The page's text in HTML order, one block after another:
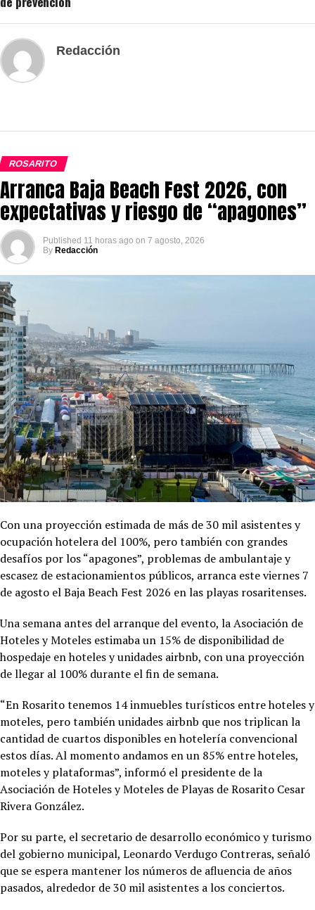
Redacción
ROSARITO
Arranca Baja Beach Fest 2026, con
expectativas y riesgo de “apagones”
Published 11 horas ago on 7 agosto, 2026
By Redacción
Con una proyección estimada de más de 30 mil asistentes y
ocupación hotelera del 100%, pero también con grandes
desafíos por los “apagones”, problemas de ambulantaje y
escasez de estacionamientos públicos, arranca este viernes 7
de agosto el Baja Beach Fest 2026 en las playas rosaritenses.
Una semana antes del arranque del evento, la Asociación de
Hoteles y Moteles estimaba un 15% de disponibilidad de
hospedaje en hoteles y unidades airbnb, con una proyección
de llegar al 100% durante el fin de semana.
“En Rosarito tenemos 14 inmuebles turísticos entre hoteles y
moteles, pero también unidades airbnb que nos triplican la
cantidad de cuartos disponibles en hotelería convencional
estos días. Al momento andamos en un 85% entre hoteles,
moteles y plataformas”, informó el presidente de la
Asociación de Hoteles y Moteles de Playas de Rosarito Cesar
Rivera González.
Por su parte, el secretario de desarrollo económico y turismo
del gobierno municipal, Leonardo Verdugo Contreras, señaló
que se espera mantener los números de afluencia de años
pasados, alrededor de 30 mil asistentes a los conciertos.